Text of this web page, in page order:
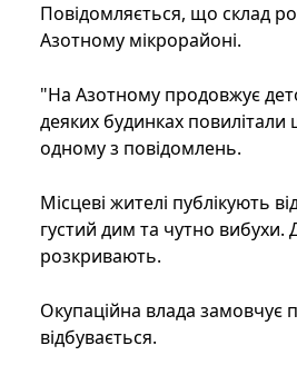
Повідомляється, що склад
Азотному мікрорайоні.
"На Азотному продовжує
деяких будинках
одному з повідомлень.
Місцеві жителі публікують
густий дим та чутно вибухи.
розкривають.
Окупаційна влада замовчує
відбувається.